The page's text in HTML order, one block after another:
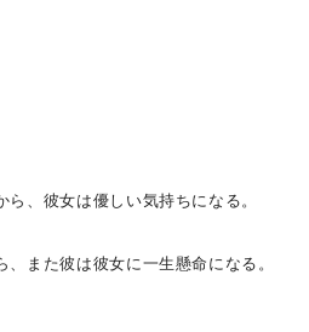
、彼女は優しい気持ちになる。
また彼は彼女に一生懸命になる。